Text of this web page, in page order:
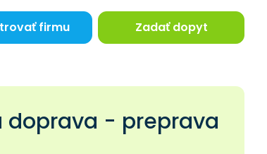
firmu Zadať dopyt
doprava - preprava